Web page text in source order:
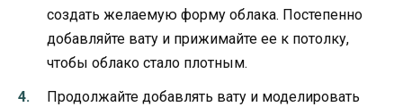
создать желаемую форму облака. Постепенно
добавляйте вату и прижимайте ее к потолку,
чтобы облако стало плотным.
Продолжайте добавлять вату и моделировать